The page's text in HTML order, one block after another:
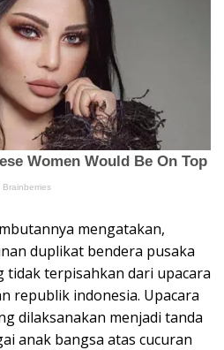
mengatakan,
duplikat bendera pusaka
tidak terpisahkan dari upacara
republik indonesia. Upacara
dilaksanakan menjadi tanda
anak bangsa atas cucuran